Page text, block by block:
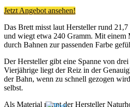
Jetzt Angebot ansehen!
Das Brett misst laut Hersteller rund
und wiegt etwa 240 Gramm. Mit einem
durch Bahnen zur passenden Farbe
Der Hersteller gibt eine Spanne von drei
Vierjährige liegt der Reiz in der
der Bahn, wenn zu schnell gezogen
selbst.
Als Material nennt der Hersteller